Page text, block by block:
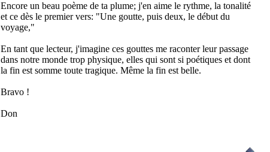
Encore un beau poème de ta plume; j'en aime le rythme, la tonalité
et ce dès le premier vers: "Une goutte, puis deux, le début du
voyage,"
En tant que lecteur, j'imagine ces gouttes me raconter leur passage
dans notre monde trop physique, elles qui sont si poétiques et dont
la fin est somme toute tragique. Même la fin est belle.
Bravo !
Don